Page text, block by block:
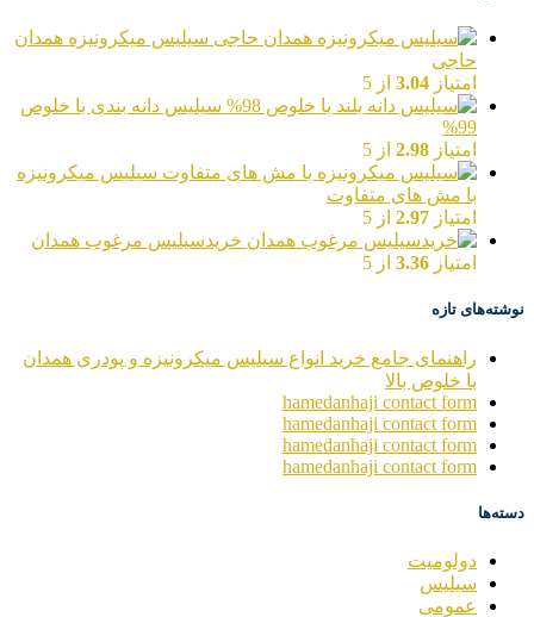
سیلیس میکرونیزه همدان
حاجی
امتیاز 3.04 از 5
سیلیس دانه بندی با خلوص
99%
امتیاز 2.98 از 5
سیلیس میکرونیزه
با مش های متفاوت
امتیاز 2.97 از 5
خریدسیلیس مرغوب همدان
امتیاز 3.36 از 5
نوشته‌های تازه
راهنمای جامع خرید انواع سیلیس میکرونیزه و پودری همدان
با خلوص بالا
hamedanhaji contact form
hamedanhaji contact form
hamedanhaji contact form
hamedanhaji contact form
دسته‌ها
دولومیت
سیلیس
عمومی